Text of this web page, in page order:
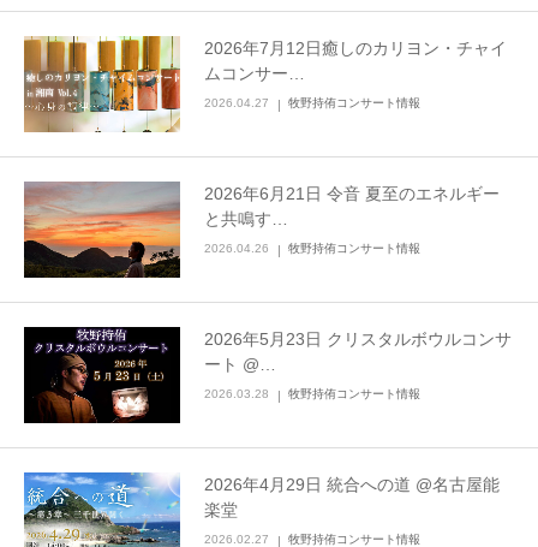
2026年7月12日癒しのカリヨン・チャイ
ムコンサー…
2026.04.27 牧野持侑コンサート情報
2026年6月21日 令音 夏至のエネルギー
と共鳴す…
2026.04.26 牧野持侑コンサート情報
2026年5月23日 クリスタルボウルコンサ
ート @…
2026.03.28 牧野持侑コンサート情報
2026年4月29日 統合への道 @名古屋能
楽堂
2026.02.27 牧野持侑コンサート情報